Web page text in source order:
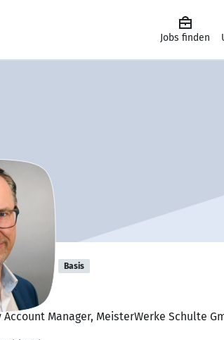
Jobs finden
Basis
🔎
Manager, MeisterWerke Schulte